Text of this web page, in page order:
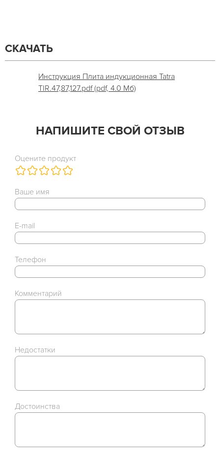
СКАЧАТЬ
Инструкция Плита индукционная Tatra
TIR.47,87,127.pdf (pdf, 4.0 Мб)
НАПИШИТЕ СВОЙ ОТЗЫВ
Оцените продукт
Ваше имя
E-mail
Телефон
Комментарий
Недостатки
Достоинства